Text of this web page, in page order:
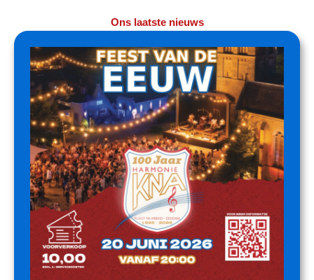
Ons laatste nieuws